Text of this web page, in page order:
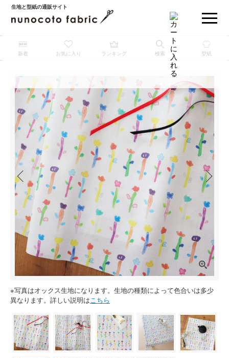
生地と型紙の通販サイト
新着 お気に入り ランキング 検索 型紙
※写真はオックス生地になります。生地の種類によって色合いは多少
異なります。詳しい説明はこちら